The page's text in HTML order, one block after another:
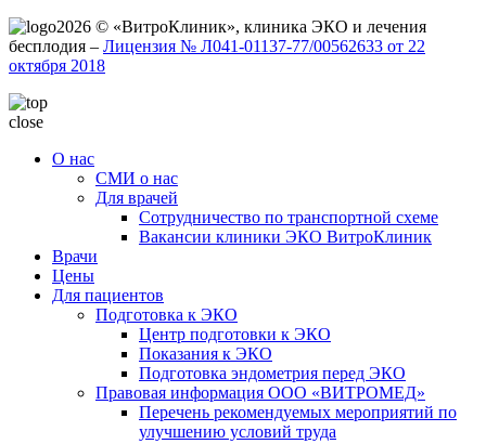
2026 © «ВитроКлиник», клиника ЭКО и лечения
бесплодия – Лицензия № Л041-01137-77/00562633 от 22
октября 2018
close
О нас
СМИ о нас
Для врачей
Сотрудничество по транспортной схеме
Вакансии клиники ЭКО ВитроКлиник
Врачи
Цены
Для пациентов
Подготовка к ЭКО
Центр подготовки к ЭКО
Показания к ЭКО
Подготовка эндометрия перед ЭКО
Правовая информация ООО «ВИТРОМЕД»
Перечень рекомендуемых мероприятий по
улучшению условий труда